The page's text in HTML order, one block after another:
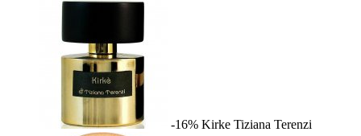
-16% Kirke Tiziana Terenzi